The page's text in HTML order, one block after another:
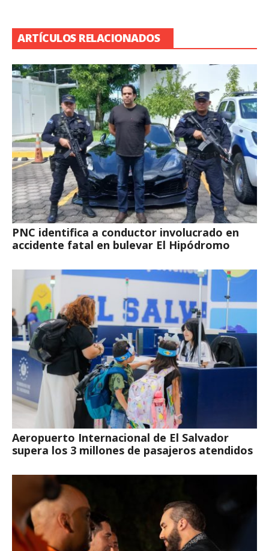
ARTÍCULOS RELACIONADOS
PNC identifica a conductor involucrado en
accidente fatal en bulevar El Hipódromo
Aeropuerto Internacional de El Salvador
supera los 3 millones de pasajeros atendidos